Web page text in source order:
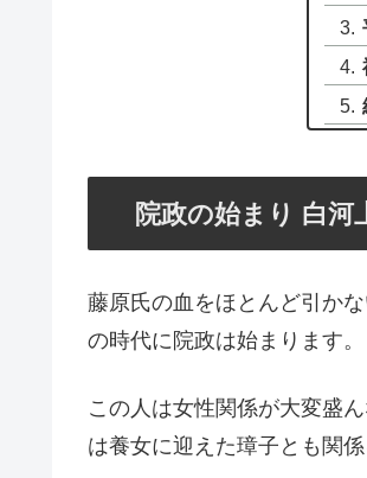
院政の始まり 白河
藤原氏の血をほとんど引か
の時代に院政は始まります。
この人は女性関係が大変盛
は養女に迎えた璋子とも関係